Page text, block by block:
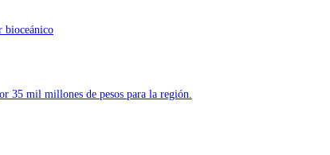
bioceánico
35 mil millones de pesos para la región.